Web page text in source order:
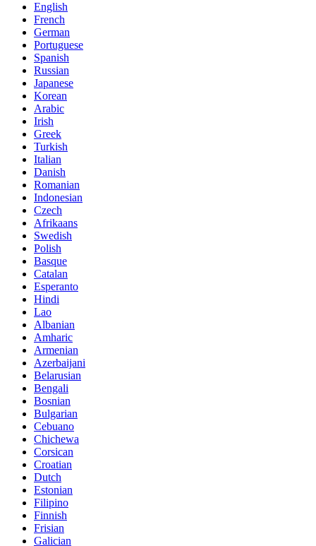
English
French
German
Portuguese
Spanish
Russian
Japanese
Korean
Arabic
Irish
Greek
Turkish
Italian
Danish
Romanian
Indonesian
Czech
Afrikaans
Swedish
Polish
Basque
Catalan
Esperanto
Hindi
Lao
Albanian
Amharic
Armenian
Azerbaijani
Belarusian
Bengali
Bosnian
Bulgarian
Cebuano
Chichewa
Corsican
Croatian
Dutch
Estonian
Filipino
Finnish
Frisian
Galician